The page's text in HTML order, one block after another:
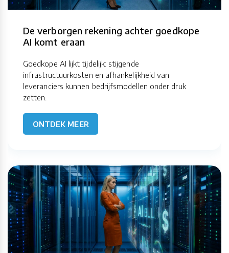
De verborgen rekening achter goedkope
AI komt eraan
Goedkope AI lijkt tijdelijk: stijgende
infrastructuurkosten en afhankelijkheid van
leveranciers kunnen bedrijfsmodellen onder druk
zetten.
ONTDEK MEER